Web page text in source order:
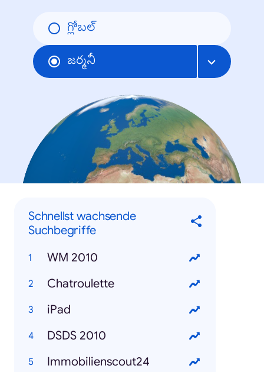
గ్లోబల్
జర్మనీ
Schnellst wachsende
Suchbegriffe
WM 2010
Chatroulette
iPad
DSDS 2010
Immobilienscout24